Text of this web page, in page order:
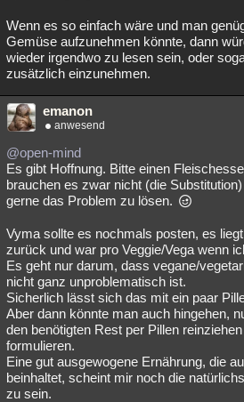
Wenn es so einfach wäre und man
Gemüse aufzunehmen könnte, dann
wieder irgendwo zu lesen sein, oder
zusätzlich einzunehmen.
emanon
anwesend
@open-mind
Es gibt Hoffnung. Bitte einen
brauchen es zwar nicht (die
gerne das Problem zu lösen.
Vyma sollte es nochmals posten, es
zurück und war pro Veggie/Vega wenn
Es geht nur darum, dass vegane/
nicht ganz unproblematisch ist.
Sicherlich lässt sich das mit ein paar
Aber dann könnte man auch hingehen,
den benötigten Rest per Pillen
formulieren.
Eine gut ausgewogene Ernährung, die
beinhaltet, scheint mir noch die
zu sein.